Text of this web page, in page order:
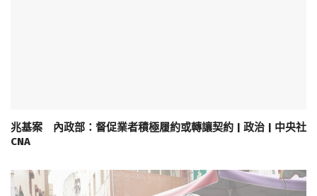
兆基案 內政部：督促業者積極履約或轉讓契約 | 政治 | 中央社
CNA